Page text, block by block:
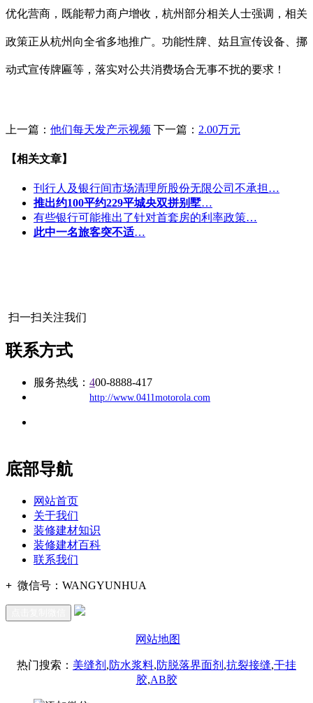
优化营商，既能帮力商户增收，杭州部分相关人士强调，相关
政策正从杭州向全省多地推广。功能性牌、姑且宣传设备、挪
动式宣传牌匾等，落实对公共消费场合无事不扰的要求！
上一篇： 他们每天发产示视频 下一篇： 2.00万元
【相关文章】
刊行人及银行间市场清理所股份无限公司不承担…
推出约100平约229平城央双拼别墅…
有些银行可能推出了针对首套房的利率政策…
此中一名旅客突不适…
扫一扫关注我们
联系方式
服务热线： 400-8888-417
http://www.0411motorola.com
底部导航
网站首页
关于我们
装修建材知识
装修建材百科
联系我们
+ 微信号： WANGYUNHUA
网站地图
热门搜索： 美缝剂 ,防水浆料,防脱落界面剂 ,抗裂接缝,干挂
胶,AB胶